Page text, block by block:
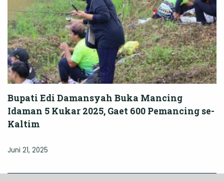
Bupati Edi Damansyah Buka Mancing
Idaman 5 Kukar 2025, Gaet 600 Pemancing se-
Kaltim
Juni 21, 2025